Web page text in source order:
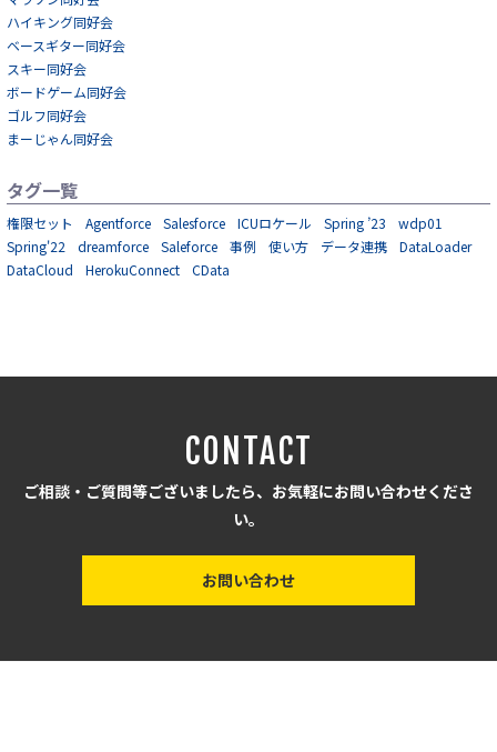
ハイキング同好会
ベースギター同好会
スキー同好会
ボードゲーム同好会
ゴルフ同好会
まーじゃん同好会
タグ一覧
権限セット Agentforce Salesforce ICUロケール Spring ’23
wdp01
Spring'22
dreamforce Saleforce 事例 使い方 データ連携
DataLoader
DataCloud
HerokuConnect CData
CONTACT
ご相談・ご質問等ございましたら、お気軽にお問い合わせくださ
い。
お問い合わせ